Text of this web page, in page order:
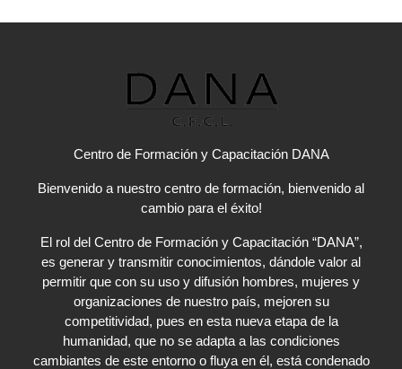
Centro de Formación y Capacitación DANA
Bienvenido a nuestro centro de formación, bienvenido al
cambio para el éxito!
El rol del Centro de Formación y Capacitación “DANA”,
es generar y transmitir conocimientos, dándole valor al
permitir que con su uso y difusión hombres, mujeres y
organizaciones de nuestro país, mejoren su
competitividad, pues en esta nueva etapa de la
humanidad, que no se adapta a las condiciones
cambiantes de este entorno o fluya en él, está condenado